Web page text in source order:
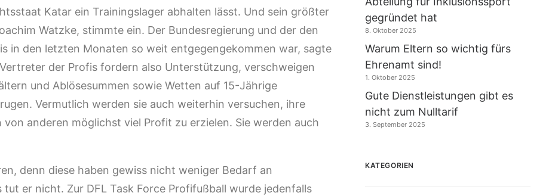
Katar ein Trainingslager abhalten lässt. Und sein größter
Watzke, stimmte ein. Der Bundesregierung und der den
in den letzten Monaten so weit entgegengekommen war, sagte
der Profis fordern also Unterstützung, verschweigen
und Ablösesummen sowie Wetten auf 15-Jährige
Vermutlich werden sie auch weiterhin versuchen, ihre
anderen möglichst viel Profit zu erzielen. Sie werden auch
denn diese haben gewiss nicht weniger Bedarf an
er nicht. Zur DFL Task Force Profifußball wurde jedenfalls
gegründet hat
8. Oktober 2025
Warum Eltern so wichtig fürs
Ehrenamt sind!
1. Oktober 2025
Gute Dienstleistungen gibt es
nicht zum Nulltarif
3. September 2025
KATEGORIEN